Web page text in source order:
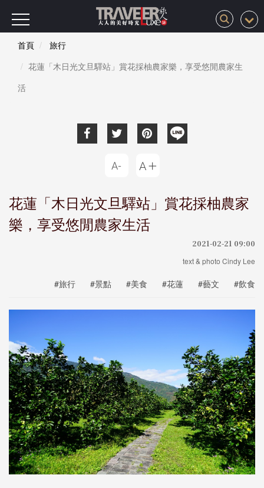
首頁
旅行
花蓮「木日光文旦驛站」賞花採柚農家樂，享受悠閒農家生
活
花蓮「木日光文旦驛站」賞花採柚農家
樂，享受悠閒農家生活
2021-02-21 09:00
text & photo Cindy Lee
#旅行 #景點 #美食 #花蓮 #藝文 #飲食